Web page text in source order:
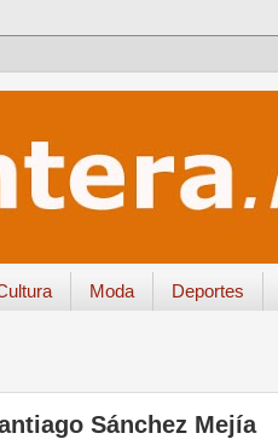
Moda Deportes
Sánchez Mejía